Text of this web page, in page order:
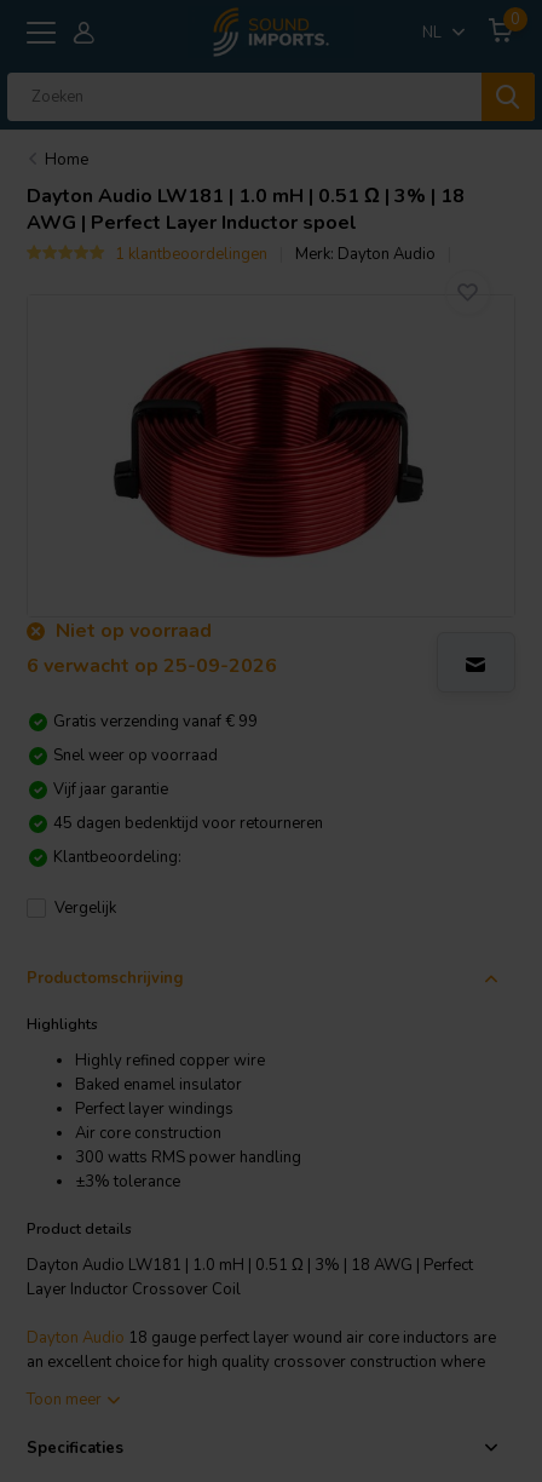
NL
0
Home
Dayton Audio LW181 | 1.0 mH | 0.51 Ω | 3% | 18
AWG | Perfect Layer Inductor spoel
1 klantbeoordelingen Merk: Dayton Audio
Niet op voorraad
6 verwacht op 25-09-2026
Gratis verzending vanaf € 99
Snel weer op voorraad
Vijf jaar garantie
45 dagen bedenktijd voor retourneren
Klantbeoordeling:
Vergelijk
Productomschrijving
Highlights
Highly refined copper wire
Baked enamel insulator
Perfect layer windings
Air core construction
300 watts RMS power handling
±3% tolerance
Product details
Dayton Audio LW181 | 1.0 mH | 0.51 Ω | 3% | 18 AWG | Perfect
Layer Inductor Crossover Coil
Dayton Audio 18 gauge perfect layer wound air core inductors are
an excellent choice for high quality crossover construction where
copper wire, baked enamel insulator and perfect layer construction.
DCR and air core construction to ensure no hysteresis and saturation
Toon meer
Specificaties